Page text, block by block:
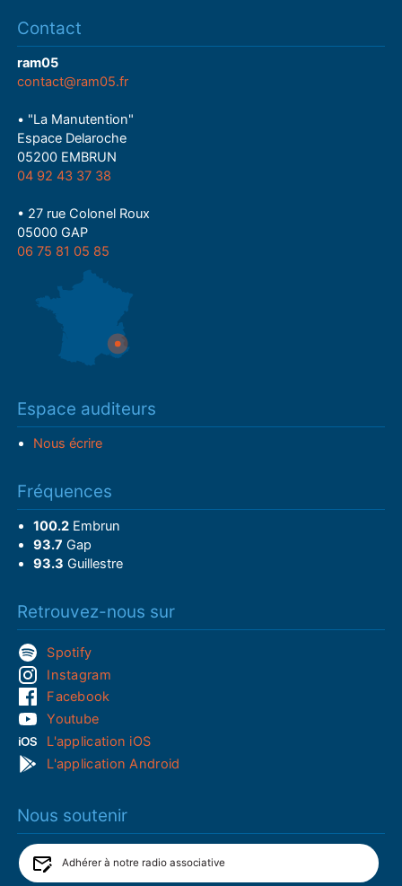
Contact
ram05
contact@ram05.fr
• "La Manutention"
Espace Delaroche
05200 EMBRUN
04 92 43 37 38
• 27 rue Colonel Roux
05000 GAP
06 75 81 05 85
Espace auditeurs
Nous écrire
Fréquences
100.2Embrun
93.7 Gap
93.3 Guillestre
Retrouvez-nous sur
Spotify
Instagram
Facebook
Youtube
L'application iOS
L'application Android
Nous soutenir
Adhérer à notre radio associative